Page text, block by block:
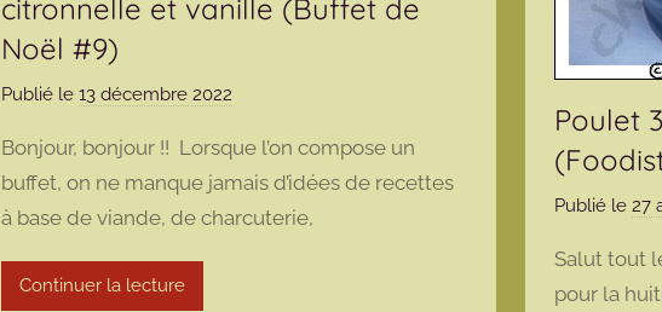
citronnelle et vanille (Buffet de
Noël #9)
Publié le 13 décembre 2022
r
m
a
Bonjour, bonjour !! Lorsque l’on compose un
buffet, on ne manque jamais d’idées de recettes
à base de viande, de charcuterie,
Continuer la lecture
Poulet
Publié le 27
Salut tout
pour la